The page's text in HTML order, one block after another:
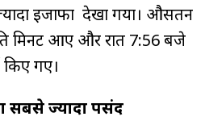
इजाफा देखा गया। औसतन
मिनट आए और रात 7:56 बजे
गए।
सबसे ज्यादा पसंद